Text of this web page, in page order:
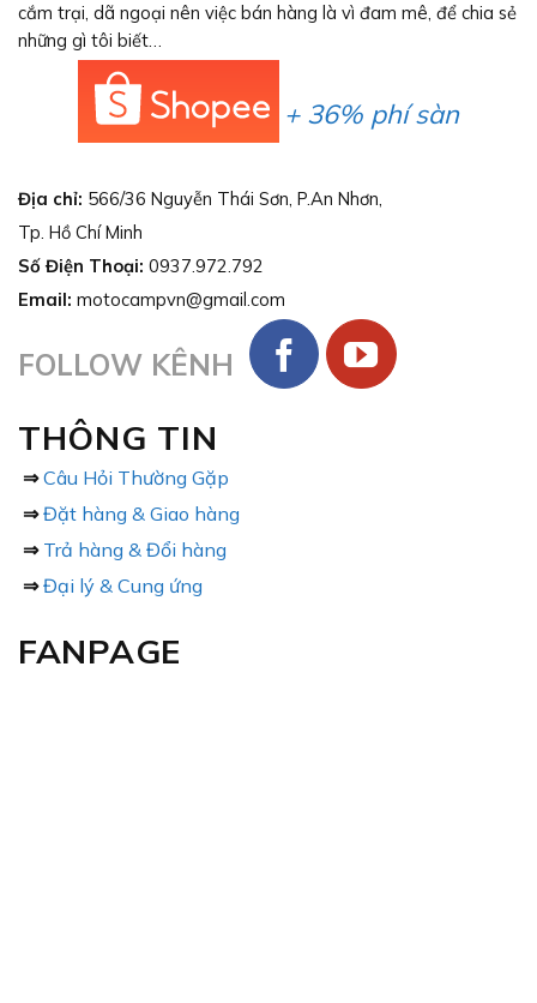
cắm trại, dã ngoại nên việc bán hàng là vì đam mê, để chia sẻ
những gì tôi biết…
+ 36% phí sàn
Địa chỉ: 566/36 Nguyễn Thái Sơn, P.An Nhơn,
Tp. Hồ Chí Minh
Số Điện Thoại: 0937.972.792
Email: motocampvn@gmail.com
FOLLOW KÊNH
THÔNG TIN
⇒ Câu Hỏi Thường Gặp
⇒ Đặt hàng & Giao hàng
⇒ Trả hàng & Đổi hàng
⇒ Đại lý & Cung ứng
FANPAGE